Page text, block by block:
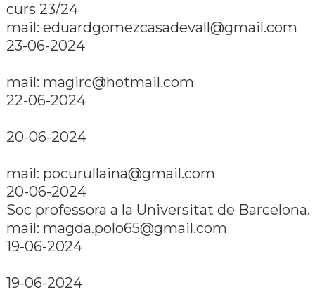
curs 23/24
mail: eduardgomezcasadevall@gmail.com
23-06-2024
mail: magirc@hotmail.com
22-06-2024
20-06-2024
mail: pocurullaina@gmail.com
20-06-2024
Soc professora a la Universitat de Barcelona.
mail: magda.polo65@gmail.com
19-06-2024
19-06-2024